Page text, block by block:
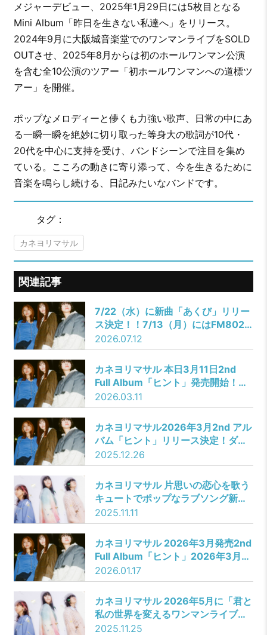
メジャーデビュー、2025年1月29日には5枚目となる
Mini Album「昨日を生きない私達へ」をリリース。
2024年9月に大阪城音楽堂でのワンマンライブをSOLD
OUTさせ、2025年8月からは初のホールワンマン公演
を含む全10公演のツアー「初ホールワンマンへの道標ツ
アー」を開催。
ポップなメロディーと儚くも力強い歌声、日常の中にあ
る一瞬一瞬を絶妙に切り取った等身大の歌詞が10代・
20代を中心に支持を受け、バンドシーンで注目を集め
ている。こころの動きに寄り添って、今を生きるために
音楽を鳴らし続ける、日記みたいなバンドです。
タグ：
カネヨリマサル
関連記事
7/22（水）に新曲「あくび」リリー
ス決定！！7/13（月）にはFM802
「EVENING TAP」にて初オンエア
決定！！
2026.07.12
カネヨリマサル 本日3月11日2nd
Full Album「ヒント」発売開始！セ
ルフライナー有り
2026.03.11
カネヨリマサル2026年3月2nd アル
バム「ヒント」リリース決定！ダウ
90000第七回演劇公演「ロマンス」
の主題歌「桃色ロマンス」初収録！
新アーティストビジュアルも公開！
2025.12.26
カネヨリマサル 片思いの恋心を歌う
キュートでポップなラブソング新曲
「リボンをかけた恋心」11月19日に
リリース決定！Music Videoには
SNS総フォロワー100万人を超える
永瀬碧（おでん）を起用！
2025.11.11
カネヨリマサル 2026年3月発売2nd
Full Album「ヒント」2026年3月発
売2nd Full Album「ヒント」オンラ
イン限定【みんなの好きな歌詞タオ
ル】のビジュアルも公開！
2026.01.17
カネヨリマサル 2026年5月に「君と
私の世界を変えるワンマンライブ
2026」東京・大阪で開催決定！！
2025.11.25